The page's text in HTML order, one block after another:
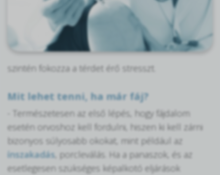
szintén fokozza a térdet érő stresszt.
Mit lehet tenni, ha már fáj?
- Természetesen az első lépés, hogy fájdalom
esetén orvoshoz kell fordulni, hiszen ki kell zárni
bizonyos súlyosabb okokat, mint például az
ínszakadás , porcleválás. Ha a panaszok, és az
esetlegesen szükséges képalkotó eljárások